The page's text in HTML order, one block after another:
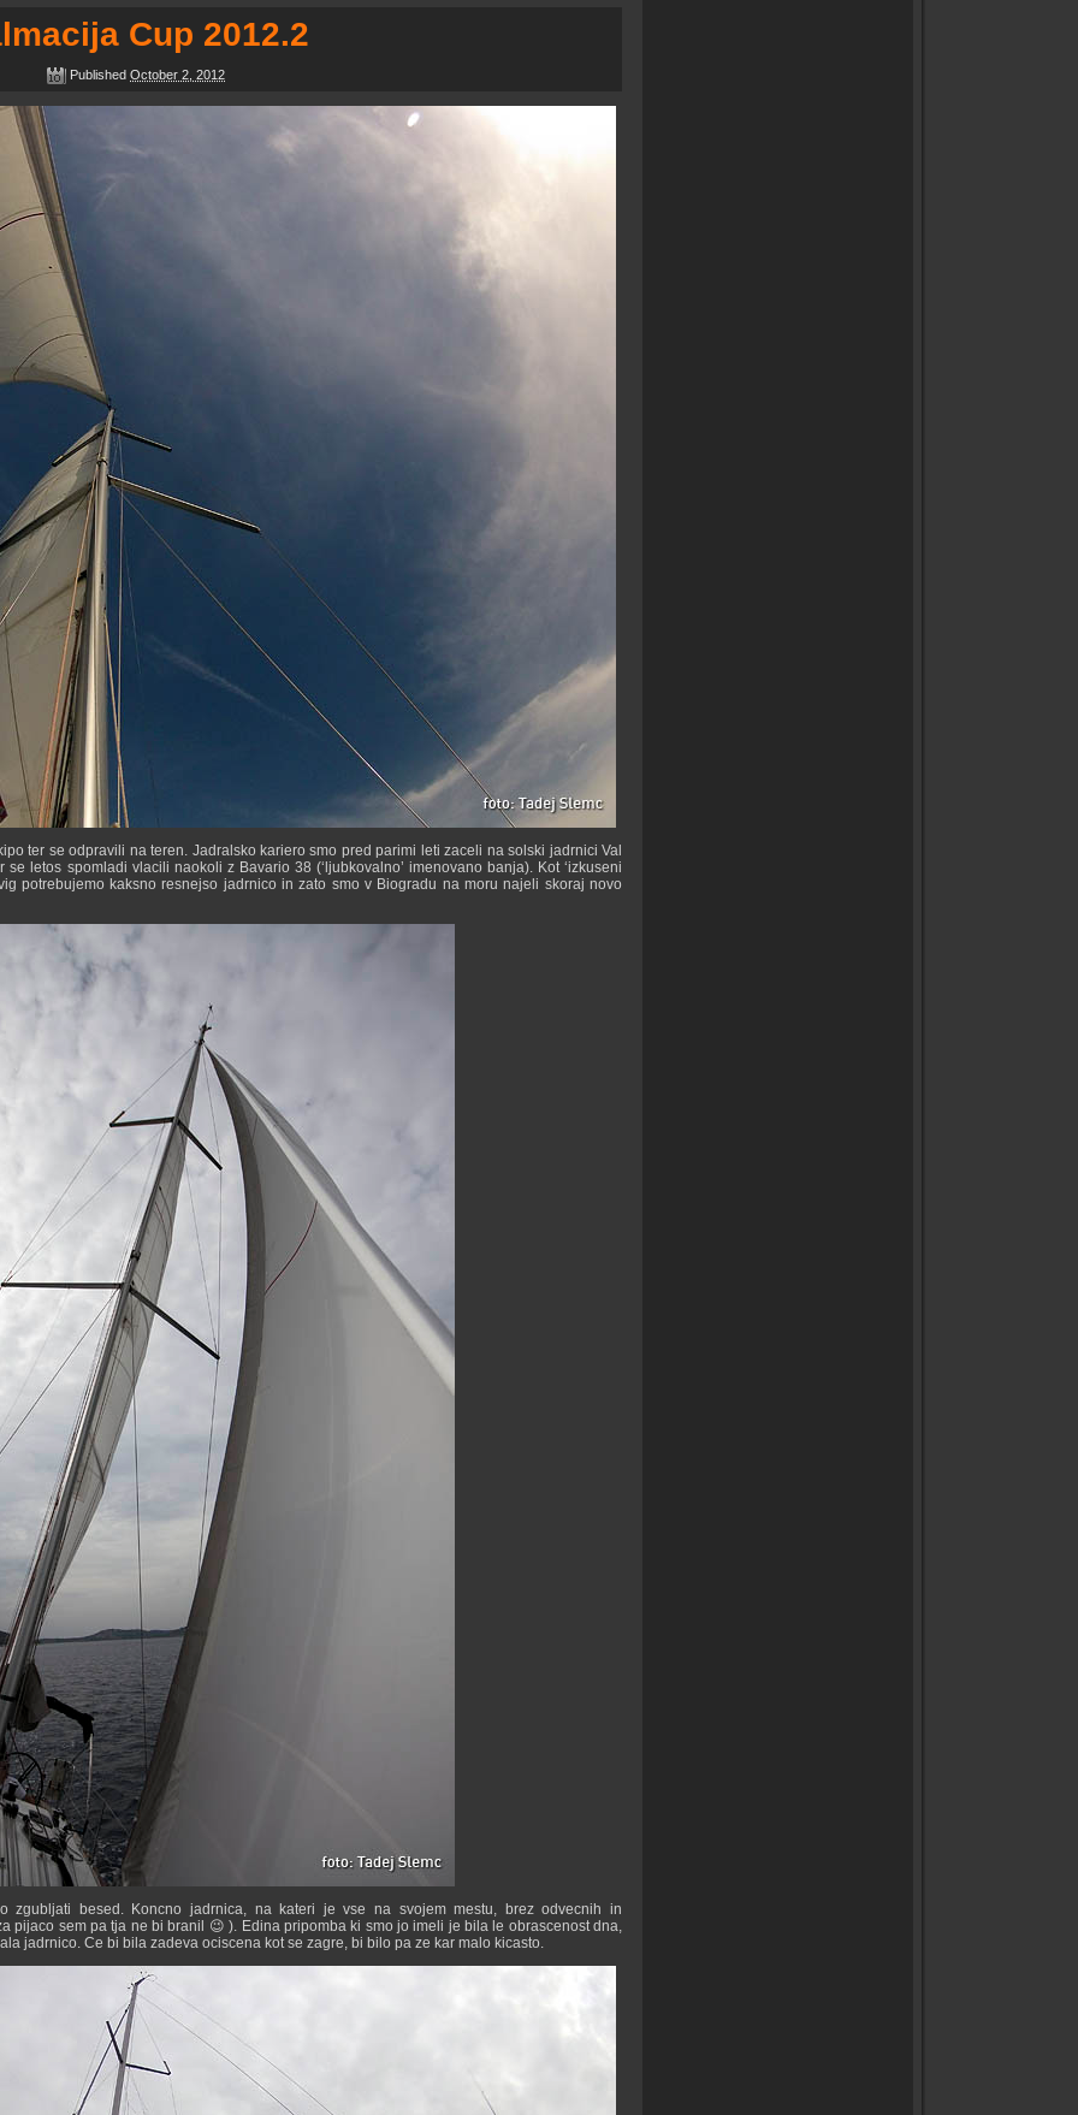
Cup 2012.2
Published October 2, 2012
ter se odpravili na teren. Jadralsko kariero smo pred parimi leti zaceli na solski jadrnici Val
letos spomladi vlacili naokoli z Bavario 38 (‘ljubkovalno’ imenovano banja). Kot ‘izkuseni
potrebujemo kaksno resnejso jadrnico in zato smo v Biogradu na moru najeli skoraj novo
zgubljati besed. Koncno jadrnica, na kateri je vse na svojem mestu, brez odvecnih in
pijaco sem pa tja ne bi branil 😉 ). Edina pripomba ki smo jo imeli je bila le obrascenost dna,
jadrnico. Ce bi bila zadeva ociscena kot se zagre, bi bilo pa ze kar malo kicasto.